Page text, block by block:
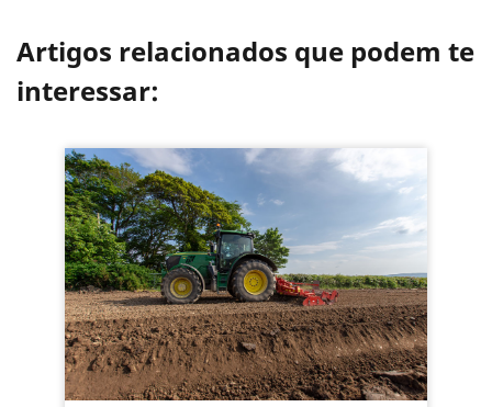
Artigos relacionados que podem te
interessar: